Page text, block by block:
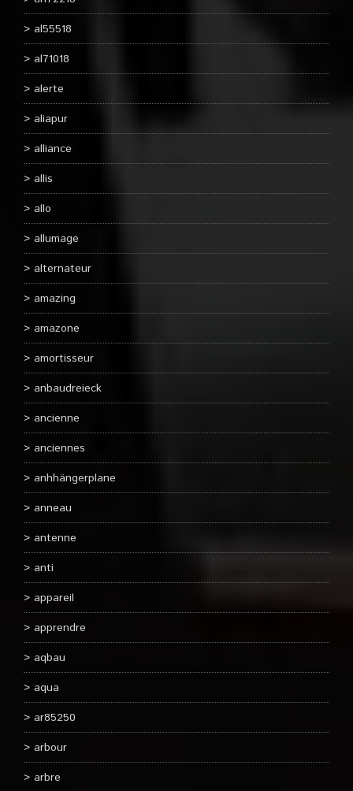
al55518
al71018
alerte
aliapur
alliance
allis
allo
allumage
alternateur
amazing
amazone
amortisseur
anbaudreieck
ancienne
anciennes
anhhängerplane
anneau
antenne
anti
appareil
apprendre
aqbau
aqua
ar85250
arbour
arbre